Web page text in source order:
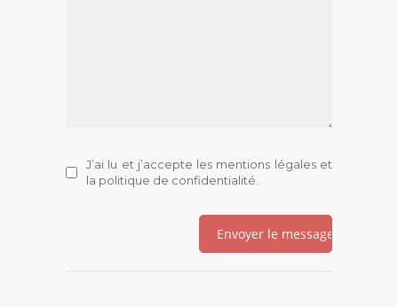
J’ai lu et j’accepte les mentions légaleset
la politique de confidentialité